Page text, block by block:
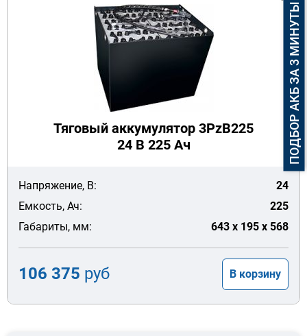
Тяговый аккумулятор 3PzB225
24 В 225 Ач
Напряжение, В:
24
Емкость, Ач:
225
Габариты, мм:
643 x 195 x 568
106 375 руб В корзину
ПОДБОР АКБ ЗА 3 МИНУТЫ